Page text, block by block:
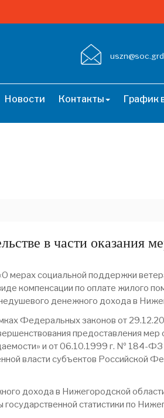
Новости Контакты График
в части оказания
социальной поддержки
компенсации по оплате жилого
денежного дохода в
Федеральных законов от
предоставления
и от 06.10.1999 г. № 184-
власти субъектов Российской
дохода в Нижегородской
статистики по